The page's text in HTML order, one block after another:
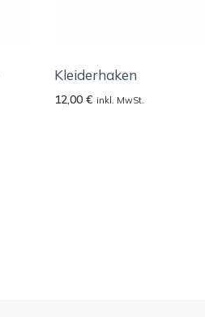
Kleiderhaken
12,00€ inkl. MwSt.